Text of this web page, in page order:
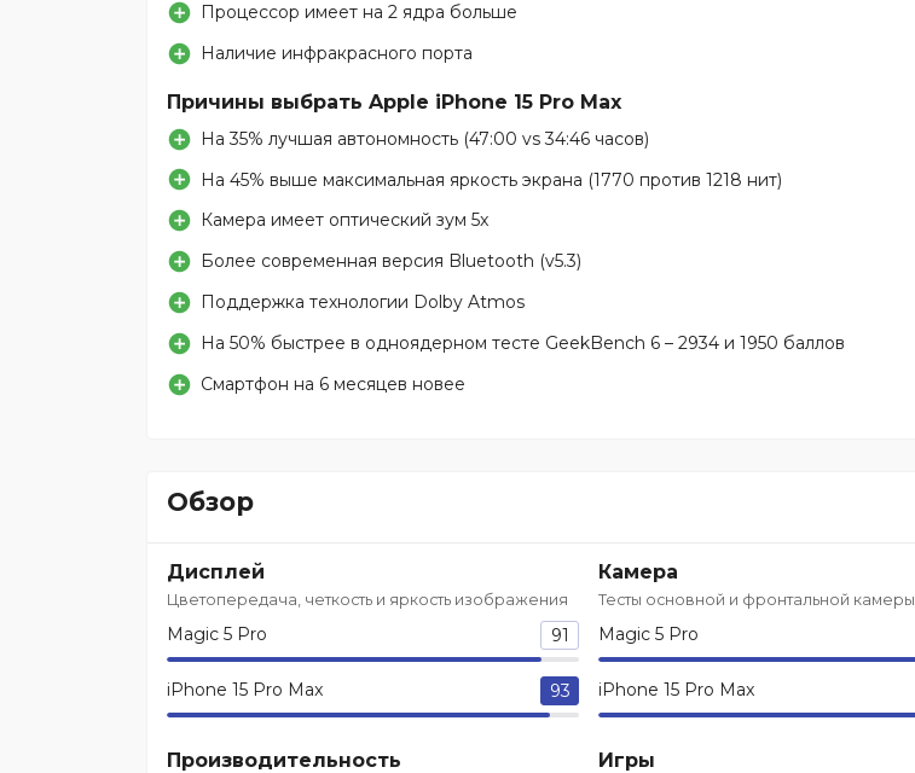
Процессор имеет на 2 ядра больше
Наличие инфракрасного порта
Причины выбрать Apple iPhone 15 Pro Max
На 35% лучшая автономность (47:00 vs 34:46 часов)
На 45% выше максимальная яркость экрана (1770 против 1218 нит)
Камера имеет оптический зум 5x
Более современная версия Bluetooth (v5.3)
Поддержка технологии Dolby Atmos
На 50% быстрее в одноядерном тесте GeekBench 6 – 2934 и 1950 баллов
Смартфон на 6 месяцев новее
Обзор
Дисплей
Цветопередача, четкость и яркость изображения
Magic 5 Pro 91
iPhone 15 Pro Max 93
Камера
Тесты основной и фронтальной камеры
Magic 5 Pro
iPhone 15 Pro Max
Производительность Игры